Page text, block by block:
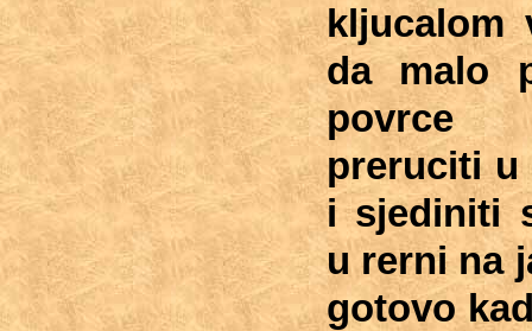
kljucalom
da malo
povrce
preruciti u
i sjediniti
u rerni na
gotovo